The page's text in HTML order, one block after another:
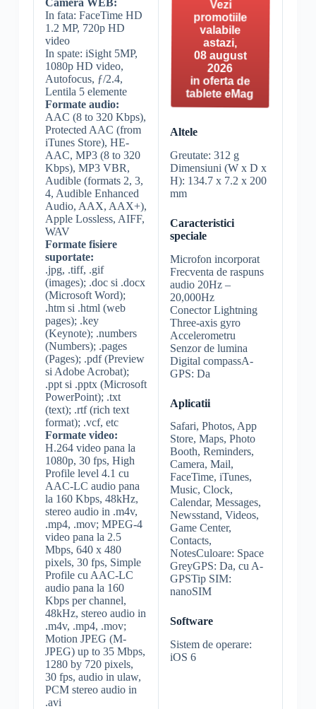
Camera WEB:
In fata: FaceTime HD
1.2 MP, 720p HD
video
In spate: iSight 5MP,
1080p HD video,
Autofocus, ƒ/2.4,
Lentila 5 elemente
Formate audio:
AAC (8 to 320 Kbps),
Protected AAC (from
iTunes Store), HE-
AAC, MP3 (8 to 320
Kbps), MP3 VBR,
Audible (formats 2, 3,
4, Audible Enhanced
Audio, AAX, AAX+),
Apple Lossless, AIFF,
WAV
Formate fisiere
suportate:
.jpg, .tiff, .gif
(images); .doc si .docx
(Microsoft Word);
.htm si .html (web
pages); .key
(Keynote); .numbers
(Numbers); .pages
(Pages); .pdf (Preview
si Adobe Acrobat);
.ppt si .pptx (Microsoft
PowerPoint); .txt
(text); .rtf (rich text
format); .vcf, etc
Formate video:
H.264 video pana la
1080p, 30 fps, High
Profile level 4.1 cu
AAC-LC audio pana
la 160 Kbps, 48kHz,
stereo audio in .m4v,
.mp4, .mov; MPEG-4
video pana la 2.5
Mbps, 640 x 480
pixels, 30 fps, Simple
Profile cu AAC-LC
audio pana la 160
Kbps per channel,
48kHz, stereo audio in
.m4v, .mp4, .mov;
Motion JPEG (M-
JPEG) up to 35 Mbps,
1280 by 720 pixels,
30 fps, audio in ulaw,
PCM stereo audio in
.avi
Vezi
promotiile
valabile
astazi,
08 august
2026
in oferta de
tablete eMag
Altele
Greutate: 312 g
Dimensiuni (W x D x
H): 134.7 x 7.2 x 200
mm
Caracteristici
speciale
Microfon incorporat
Frecventa de raspuns
audio 20Hz –
20,000Hz
Conector Lightning
Three-axis gyro
Accelerometru
Senzor de lumina
Digital compassA-
GPS: Da
Aplicatii
Safari, Photos, App
Store, Maps, Photo
Booth, Reminders,
Camera, Mail,
FaceTime, iTunes,
Music, Clock,
Calendar, Messages,
Newsstand, Videos,
Game Center,
Contacts,
NotesCuloare: Space
GreyGPS: Da, cu A-
GPSTip SIM:
nanoSIM
Software
Sistem de operare:
iOS 6